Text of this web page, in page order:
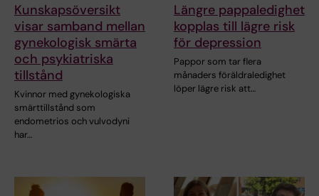
Kunskapsöversikt
visar samband mellan
gynekologisk smärta
och psykiatriska
tillstånd
Kvinnor med gynekologiska
smärttillstånd som
endometrios och vulvodyni
har…
Längre pappaledighet
kopplas till lägre risk
för depression
Pappor som tar flera
månaders föräldraledighet
löper lägre risk att…